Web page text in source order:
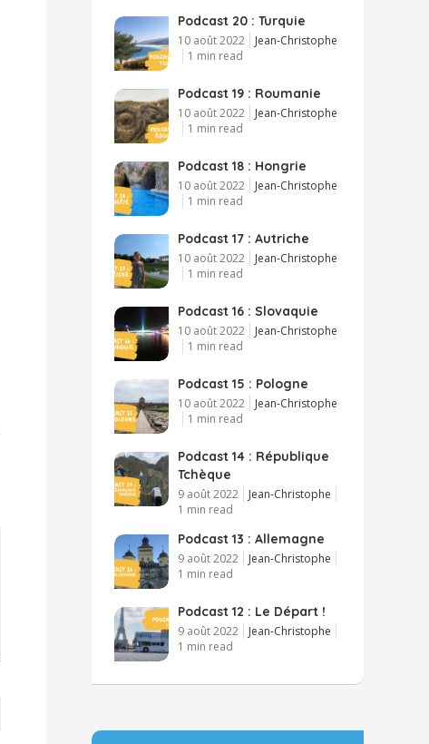
Podcast 20 : Turquie
10 août 2022
Jean-Christophe
1 min read
Podcast 19 : Roumanie
10 août 2022
Jean-Christophe
1 min read
Podcast 18 : Hongrie
10 août 2022
Jean-Christophe
1 min read
Podcast 17 : Autriche
10 août 2022
Jean-Christophe
1 min read
Podcast 16 : Slovaquie
10 août 2022
Jean-Christophe
1 min read
Podcast 15 : Pologne
10 août 2022
Jean-Christophe
1 min read
Podcast 14 : République
Tchèque
9 août 2022
Jean-Christophe
1 min read
Podcast 13 : Allemagne
9 août 2022
Jean-Christophe
1 min read
Podcast 12 : Le Départ !
9 août 2022
Jean-Christophe
1 min read